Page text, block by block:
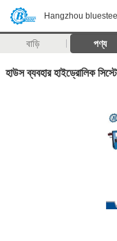
Hangzhou
বাড়ি পণ্য
হাউস ব্যবহার হাইড্রোলিক